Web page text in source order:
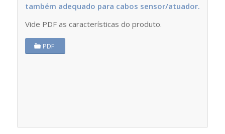
também adequado para cabos sensor/atuador.
Vide PDF as características do produto.
PDF